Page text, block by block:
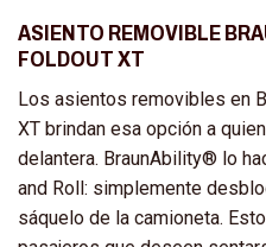
ASIENTO REMOVIBLE
FOLDOUT XT
Los asientos removibles en
XT brindan esa opción a
delantera. BraunAbility® lo
and Roll: simplemente
sáquelo de la camioneta.